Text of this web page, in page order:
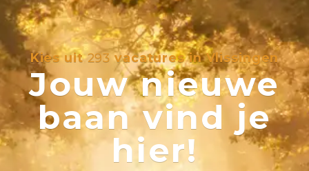
Kies uit293 vacatures in Vlissingen
Jouw nieuwe
baan vind je
hier!